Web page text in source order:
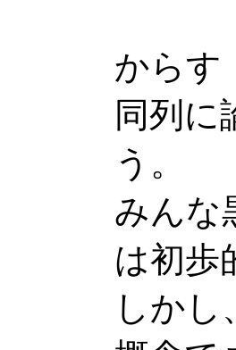
から
同列に
う。
みんな
は初歩
しか